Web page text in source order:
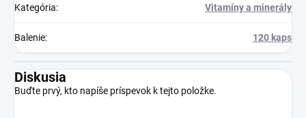
Kategória: Vitamíny a minerály
Balenie: 120 kaps
Diskusia
Buďte prvý, kto napíše príspevok k tejto položke.